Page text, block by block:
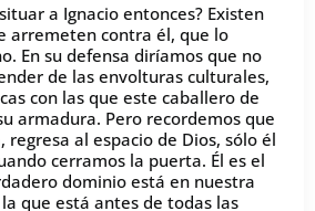
a Ignacio entonces? Existen
arremeten contra él, que lo
En su defensa diríamos que no
de las envolturas culturales,
con las que este caballero de
armadura. Pero recordemos que
regresa al espacio de Dios, sólo él
cerramos la puerta. Él es el
dominio está en nuestra
que está antes de todas las